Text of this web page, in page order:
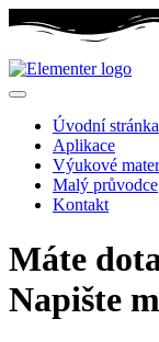
Úvodní stránka
Aplikace
Výukové
Malý průvodce
Kontakt
Máte
Napište